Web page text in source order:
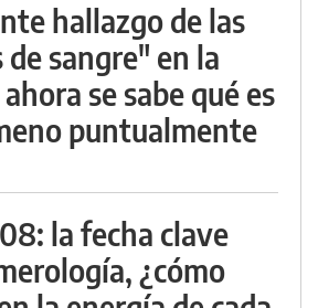
hallazgo de las
sangre" en la
se sabe qué es
puntualmente
la fecha clave
¿cómo